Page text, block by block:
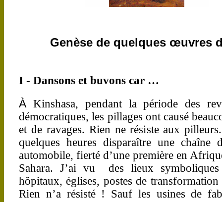
Genèse de quelques œuvres
I - Dansons et buvons car …
ÀKinshasa, pendant la période des
démocratiques, les pillages ont causé
et de ravages. Rien ne résiste aux
quelques heures disparaître une chaîne
automobile, fierté d’une première en
Sahara. J’ai vu des lieux symboliques
hôpitaux, églises, postes de transformation
Rien n’a résisté ! Sauf les usines de